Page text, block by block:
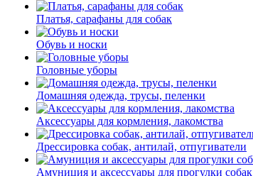
Платья, сарафаны для собак
Обувь и носки
Головные уборы
Домашняя одежда, трусы, пеленки
Аксессуары для кормления, лакомства
Дрессировка собак, антилай, отпугиватели
Амуниция и аксессуары для прогулки собак